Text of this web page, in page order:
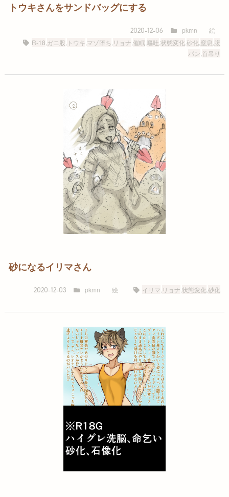
トウキさんをサンドバッグにする
2020-12-06 pkmn
絵
R-18 ガニ股 トウキ マゾ堕ち リョナ ,催眠 ,嘔吐 ,状態変化,砂化 窒息 腹
パン ,首吊り
砂になるイリマさん
2020-12-03 pkmn 絵 イリマ, リョナ,状態変化,砂化